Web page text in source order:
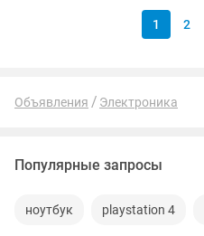
1 2
Объявления Электроника
Популярные запросы
ноутбук playstation 4